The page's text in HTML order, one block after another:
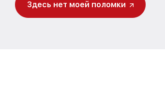
Здесь нет моей поломки